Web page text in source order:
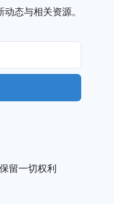
态与相关资源。
留一切权利